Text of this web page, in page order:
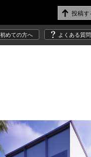
初めての方へ よくある質問